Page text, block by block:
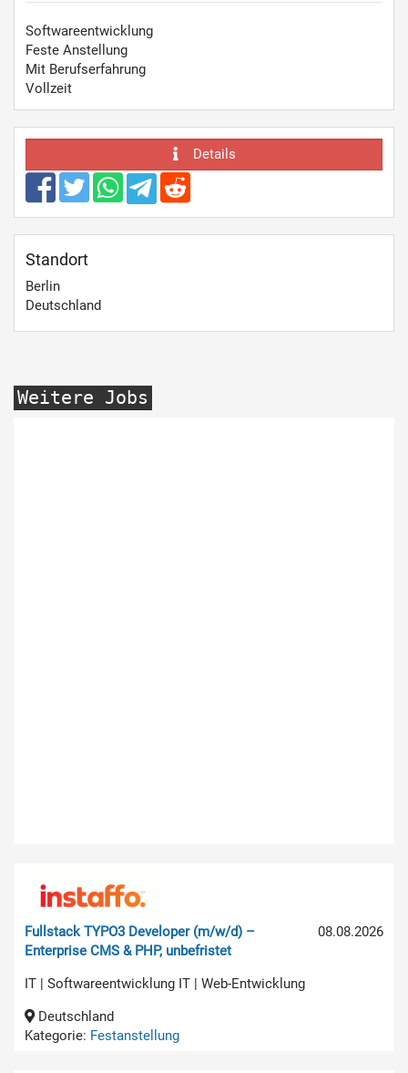
Softwareentwicklung
Feste Anstellung
Mit Berufserfahrung
Vollzeit
Details
Standort
Berlin
Deutschland
Weitere Jobs
08.08.2026
Fullstack TYPO3 Developer (m/w/d) –
Enterprise CMS & PHP, unbefristet
IT | Softwareentwicklung IT | Web-Entwicklung
Deutschland
Kategorie: Festanstellung